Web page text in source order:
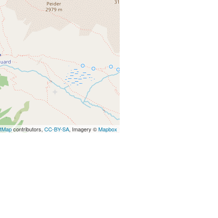
contributors, CC-BY-SA, Imagery ©Mapbox